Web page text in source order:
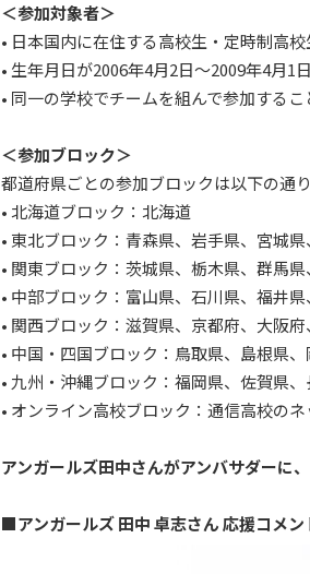
＜参加対象者＞
• 日本国内に在住する高校生・定時制高
• 生年月日が2006年4月2日〜2009年4月1
• 同一の学校でチームを組んで参加するこ
＜参加ブロック＞
都道府県ごとの参加ブロックは以下の通り
• 北海道ブロック：北海道
• 東北ブロック：青森県、岩手県、宮城
• 関東ブロック：茨城県、栃木県、群馬
• 中部ブロック：富山県、石川県、福井
• 関西ブロック：滋賀県、京都府、大阪
• 中国・四国ブロック：鳥取県、島根県
• 九州・沖縄ブロック：福岡県、佐賀県
• オンライン高校ブロック：通信高校の
アンガールズ田中さんがアンバサダーに
■アンガールズ 田中 卓志さん 応援コメン